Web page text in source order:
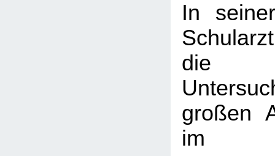
In
die
großen
im